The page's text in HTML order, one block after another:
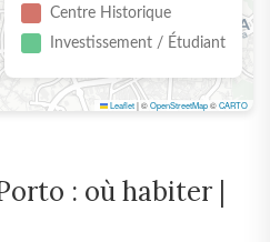
Leaflet|©OpenStreetMap©CARTO
Centre Historique
Investissement / Étudiant
: où habiter |